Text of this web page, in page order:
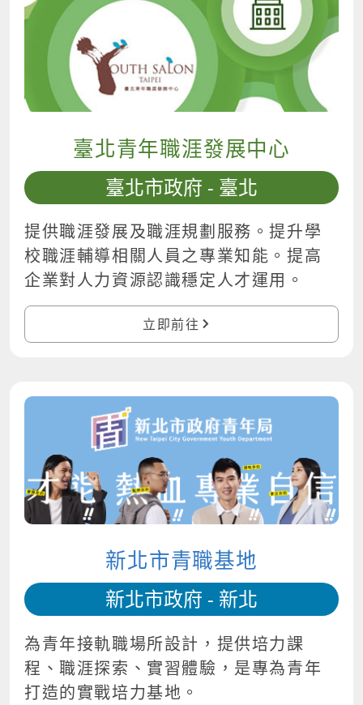
臺北青年職涯發展中心
臺北市政府 - 臺北
提供職涯發展及職涯規劃服務。提升學
校職涯輔導相關人員之專業知能。提高
企業對人力資源認識穩定人才運用。
立即前往
新北市青職基地
新北市政府 - 新北
為青年接軌職場所設計，提供培力課
程、職涯探索、實習體驗，是專為青年
打造的實戰培力基地。